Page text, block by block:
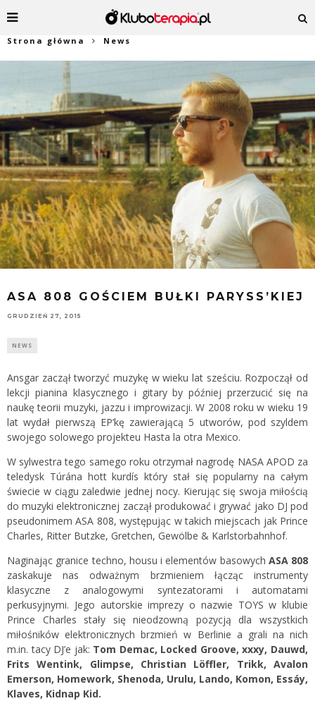
Strona główna News
ASA 808 GOŚCIEM BUŁKI PARYSS’KIEJ
GRUDZIEŃ 27, 2015
NEWS
Ansgar zaczął tworzyć muzykę w wieku lat sześciu. Rozpoczął od
lekcji pianina klasycznego i gitary by później przerzucić się na
naukę teorii muzyki, jazzu i improwizacji. W 2008 roku w wieku 19
lat wydał pierwszą EP’kę zawierającą 5 utworów, pod szyldem
swojego solowego projekteu Hasta la otra Mexico.
W sylwestra tego samego roku otrzymał nagrodę NASA APOD za
teledysk Túrána hott kurdís który stał się popularny na całym
świecie w ciągu zaledwie jednej nocy. Kierując się swoja miłością
do muzyki elektronicznej zaczął produkować i grywać jako DJ pod
pseudonimem ASA 808, występując w takich miejscach jak Prince
Charles, Ritter Butzke, Gretchen, Gewölbe & Karlstorbahnhof.
Naginając granice techno, housu i elementów basowych ASA 808
zaskakuje nas odważnym brzmieniem łącząc instrumenty
klasyczne z analogowymi syntezatorami i automatami
perkusyjnymi. Jego autorskie imprezy o nazwie TOYS w klubie
Prince Charles stały się nieodzowną pozycją dla wszystkich
miłośników elektronicznych brzmień w Berlinie a grali na nich
m.in. tacy DJ’e jak: Tom Demac, Locked Groove, xxxy, Dauwd,
Frits Wentink, Glimpse, Christian Löffler, Trikk, Avalon
Emerson, Homework, Shenoda, Urulu, Lando, Komon, Essáy,
Klaves, Kidnap Kid.